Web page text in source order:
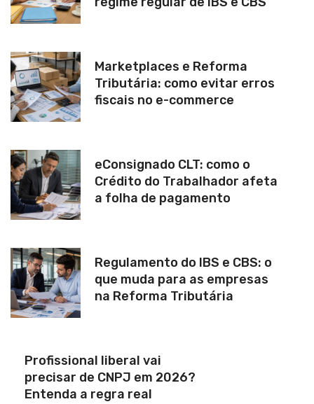
Marketplaces e Reforma
Tributária: como evitar erros
fiscais no e-commerce
eConsignado CLT: como o
Crédito do Trabalhador afeta
a folha de pagamento
Regulamento do IBS e CBS: o
que muda para as empresas
na Reforma Tributária
Profissional liberal vai
precisar de CNPJ em 2026?
Entenda a regra real